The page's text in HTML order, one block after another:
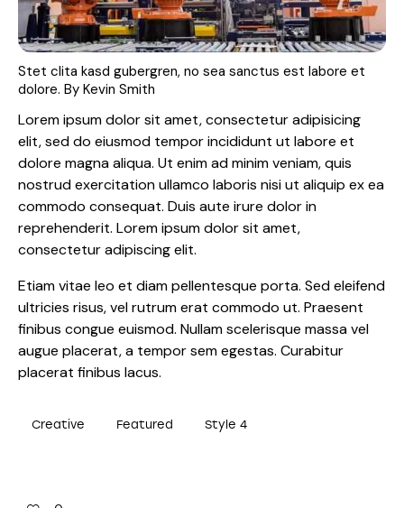
Stet clita kasd gubergren, no sea sanctus est labore et
dolore. By Kevin Smith
Lorem ipsum dolor sit amet, consectetur adipisicing
elit, sed do eiusmod tempor incididunt ut labore et
dolore magna aliqua. Ut enim ad minim veniam, quis
nostrud exercitation ullamco laboris nisi ut aliquip ex ea
commodo consequat. Duis aute irure dolor in
reprehenderit. Lorem ipsum dolor sit amet,
consectetur adipiscing elit.
Etiam vitae leo et diam pellentesque porta. Sed eleifend
ultricies risus, vel rutrum erat commodo ut. Praesent
finibus congue euismod. Nullam scelerisque massa vel
augue placerat, a tempor sem egestas. Curabitur
placerat finibus lacus.
Creative Featured Style 4